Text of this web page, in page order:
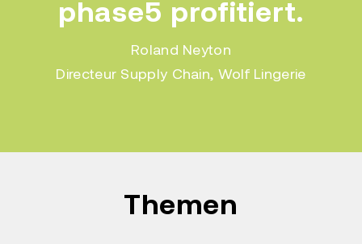
phase5 profitiert.
Roland Neyton
Directeur Supply Chain, Wolf Lingerie
Themen